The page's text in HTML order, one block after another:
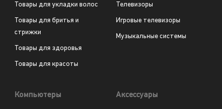
Товары для укладки волос
Товары для бритья и
стрижки
Товары для здоровья
Товары для красоты
Телевизоры
Игровые телевизоры
Музыкальные системы
Компьютеры Аксессуары